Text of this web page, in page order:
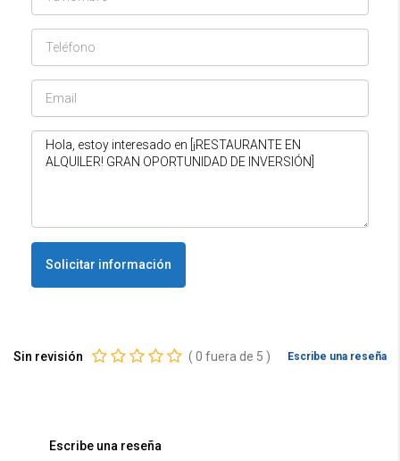
Solicitar información
Sin revisión (0 fuera de 5 ) Escribe una reseña
Escribe una reseña